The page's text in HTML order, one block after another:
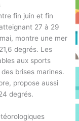
fin juin et fin
27 à 29
montre une mer
degrés. Les
aux sports
brises marines.
propose aussi
degrés.